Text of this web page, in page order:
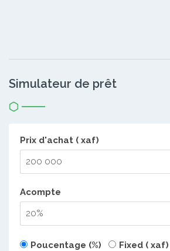
Simulateur de prêt
Prix d'achat ( xaf)
Acompte
Poucentage (%) Fixed ( xaf)